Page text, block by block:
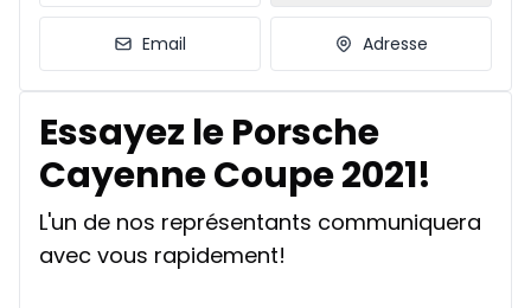
Email Adresse
Essayez le Porsche
Cayenne Coupe 2021!
L'un de nos représentants communiquera
avec vous rapidement!